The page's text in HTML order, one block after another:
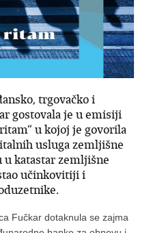
trgovačko i
gostovala je u emisiji
u kojoj je govorila
usluga zemljišne
katastar zemljišne
učinkovitiji i
Fučkar dotaknula se zajma